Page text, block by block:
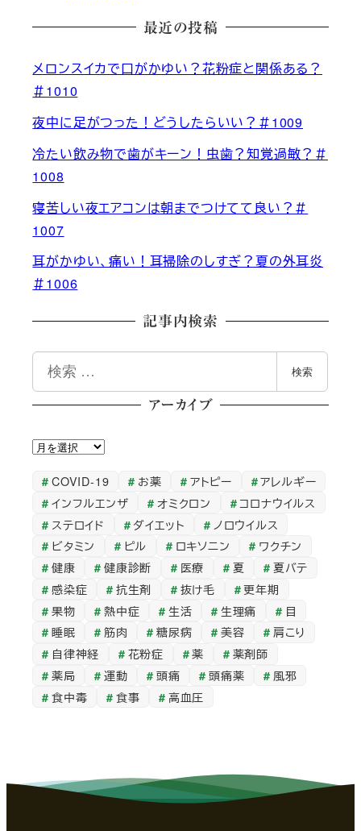
最近の投稿
メロンスイカで口がかゆい？花粉症と関係ある？
＃1010
夜中に足がつった！どうしたらいい？＃1009
冷たい飲み物で歯がキーン！虫歯？知覚過敏？＃
1008
寝苦しい夜エアコンは朝までつけてて良い？＃
1007
耳がかゆい、痛い！耳掃除のしすぎ？夏の外耳炎
＃1006
記事内検索
索
検索
アーカイブ
ア
カ
イ
ブ
COVID-19 お薬 アトピー
アレルギー
インフルエンザ
オミクロン
コロナウイルス
ステロイド
ダイエット
ノロウイルス
ビタミン
ピル ロキソニン
ワクチン
健康
健康診断 医療 夏
夏バテ
感染症
抗生剤 抜け毛
更年期
果物
熱中症 生活 生理痛
目
睡眠
筋肉 糖尿病 美容
肩こり
自律神経
花粉症 薬
薬剤師
薬局
運動 頭痛 頭痛薬
風邪
食中毒
食事 高血圧